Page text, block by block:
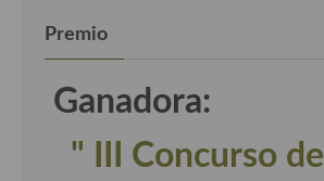
Premio
Ganadora:
" III Concurso de